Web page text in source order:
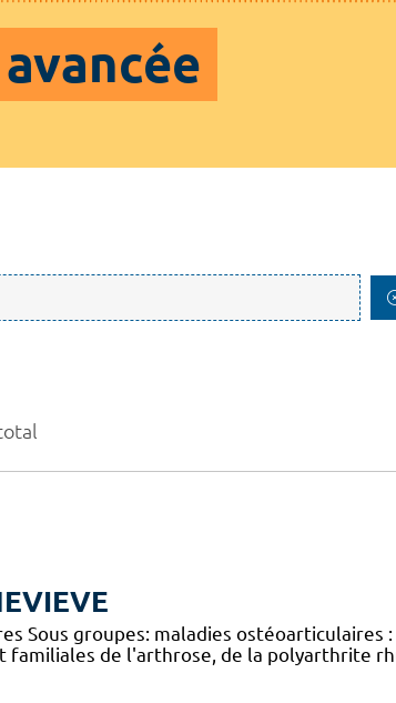
Sous groupes: maladies
de l'arthrose, de la polyarthrite